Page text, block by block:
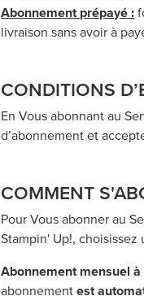
Abonnement prépayé :
livraison sans avoir à
CONDITIONS
En Vous abonnant au
d’abonnement et
COMMENT
Pour Vous abonner au
Stampin' Up!,
Abonnement mensuel
abonnementest